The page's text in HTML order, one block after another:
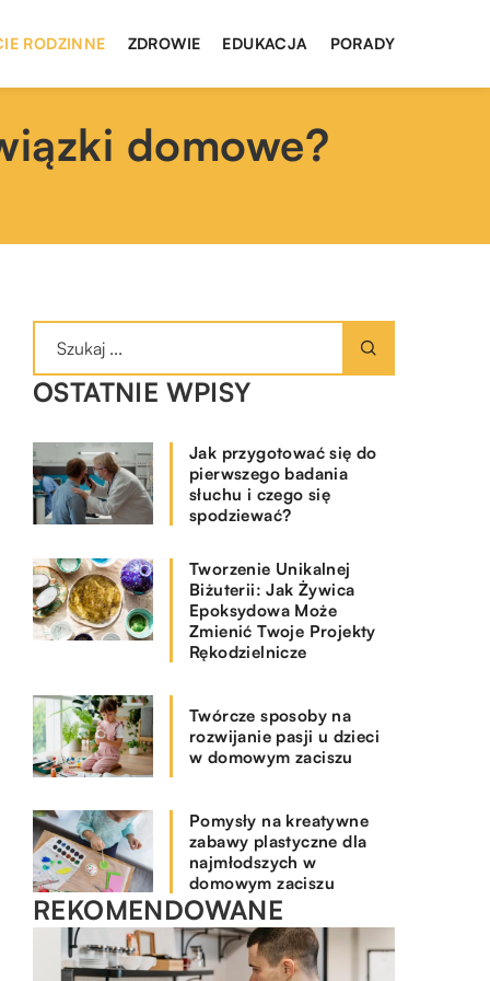
RODZINNE ZDROWIE EDUKACJA PORADY
domowe?
OSTATNIE WPISY
Jak przygotować się do
pierwszego badania
słuchu i czego się
spodziewać?
Tworzenie Unikalnej
Biżuterii: Jak Żywica
Epoksydowa Może
Zmienić Twoje Projekty
Rękodzielnicze
Twórcze sposoby na
rozwijanie pasji u dzieci
w domowym zaciszu
Pomysły na kreatywne
zabawy plastyczne dla
najmłodszych w
domowym zaciszu
REKOMENDOWANE